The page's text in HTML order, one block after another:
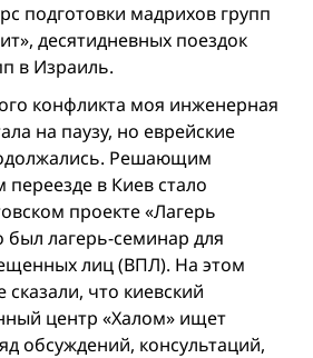
подготовки мадрихов групп
десятидневных поездок
в Израиль.
конфликта моя инженерная
на паузу, но еврейские
Решающим
в Киев стало
проекте «Лагерь
был лагерь-семинар для
лиц (ВПЛ). На этом
что киевский
центр «Халом» ищет
обсуждений, консультаций,